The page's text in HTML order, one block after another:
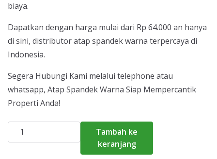
biaya.
Dapatkan dengan harga mulai dari Rp 64.000 an hanya
di sini, distributor atap spandek warna terpercaya di
Indonesia.
Segera Hubungi Kami melalui telephone atau
whatsapp, Atap Spandek Warna Siap Mempercantik
Properti Anda!
Kuantitas
Harga
Tambah ke
keranjang